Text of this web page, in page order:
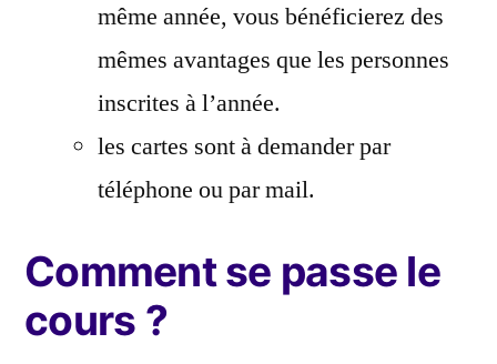
même année, vous bénéficierez des
mêmes avantages que les personnes
inscrites à l’année.
les cartes sont à demander par
téléphone ou par mail.
Comment se passe le
cours ?